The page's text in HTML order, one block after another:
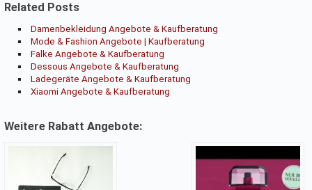
Related Posts
Damenbekleidung Angebote & Kaufberatung
Mode & Fashion Angebote | Kaufberatung
Falke Angebote & Kaufberatung
Dessous Angebote & Kaufberatung
Ladegeräte Angebote & Kaufberatung
Xiaomi Angebote & Kaufberatung
Weitere Rabatt Angebote: